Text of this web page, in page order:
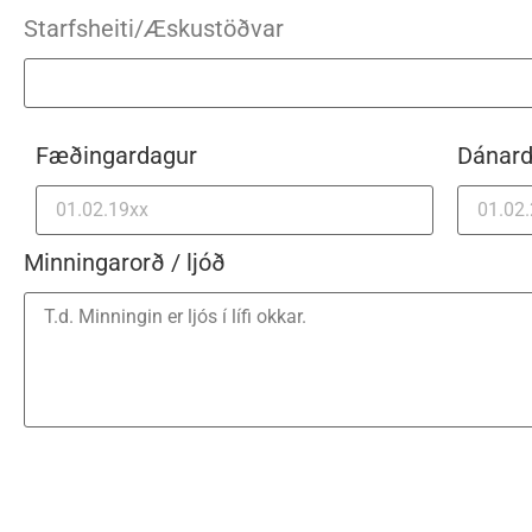
Starfsheiti/Æskustöðvar
Fæðingardagur
Minningarorð / ljóð